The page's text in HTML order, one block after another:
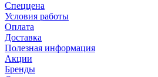
Спеццена
Условия работы
Оплата
Доставка
Полезная информация
Акции
Бренды